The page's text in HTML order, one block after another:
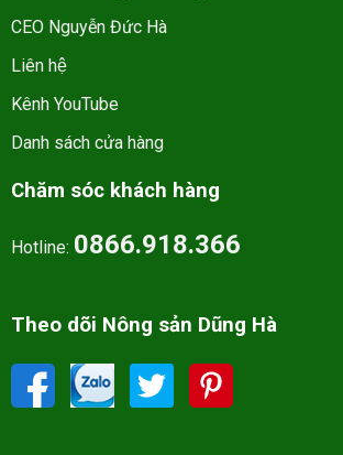
CEO Nguyễn Đức Hà
Liên hệ
Kênh YouTube
Danh sách cửa hàng
Chăm sóc khách hàng
Hotline: 0866.918.366
Theo dõi Nông sản Dũng Hà